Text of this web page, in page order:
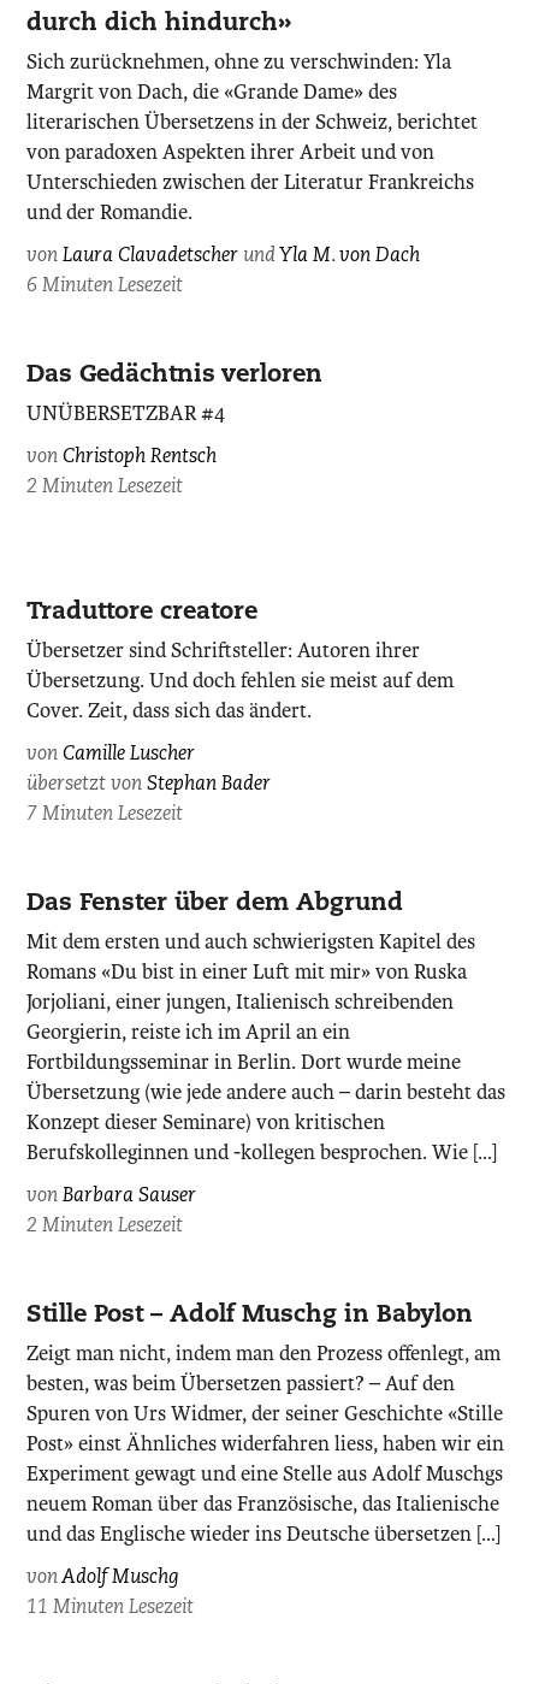
durch dich hindurch»
Sich zurücknehmen, ohne zu verschwinden: Yla
Margrit von Dach, die «Grande Dame» des
literarischen Übersetzens in der Schweiz, berichtet
von paradoxen Aspekten ihrer Arbeit und von
Unterschieden zwischen der Literatur Frankreichs
und der Romandie.
vonLaura Clavadetscher und Yla M. von Dach
6 Minuten Lesezeit
Das Gedächtnis verloren
UNÜBERSETZBAR #4
vonChristoph Rentsch
2 Minuten Lesezeit
Camille
photographiert
von
Amélie
Blanc.
Traduttore creatore
Übersetzer sind Schriftsteller: Autoren ihrer
Übersetzung. Und doch fehlen sie meist auf dem
Cover. Zeit, dass sich das ändert.
vonCamille Luscher
übersetzt vonStephan Bader
7 Minuten Lesezeit
Das Fenster über dem Abgrund
Mit dem ersten und auch schwierigsten Kapitel des
Romans «Du bist in einer Luft mit mir» von Ruska
Jorjoliani, einer jungen, Italienisch schreibenden
Georgierin, reiste ich im April an ein
Fortbildungsseminar in Berlin. Dort wurde meine
Übersetzung (wie jede andere auch – darin besteht das
Konzept dieser Seminare) von kritischen
Berufskolleginnen und -kollegen besprochen. Wie […]
vonBarbara Sauser
2 Minuten Lesezeit
Stille Post – Adolf Muschg in Babylon
Zeigt man nicht, indem man den Prozess offenlegt, am
besten, was beim Übersetzen passiert? – Auf den
Spuren von Urs Widmer, der seiner Geschichte «Stille
Post» einst Ähnliches widerfahren liess, haben wir ein
Experiment gewagt und eine Stelle aus Adolf Muschgs
neuem Roman über das Französische, das Italienische
und das Englische wieder ins Deutsche übersetzen […]
vonAdolf Muschg
11 Minuten Lesezeit